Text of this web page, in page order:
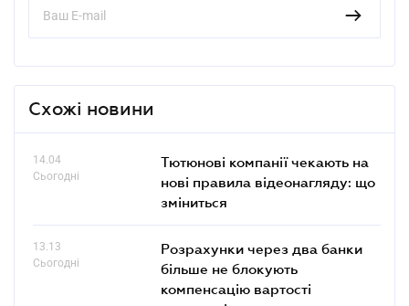
Схожі новини
14.04
Сьогодні
Тютюнові компанії чекають на
нові правила відеонагляду: що
зміниться
13.13
Сьогодні
Розрахунки через два банки
більше не блокують
компенсацію вартості